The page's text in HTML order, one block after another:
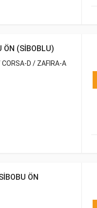
ÖN (SİBOBLU)
D / ZAFIRA-A
ÖN